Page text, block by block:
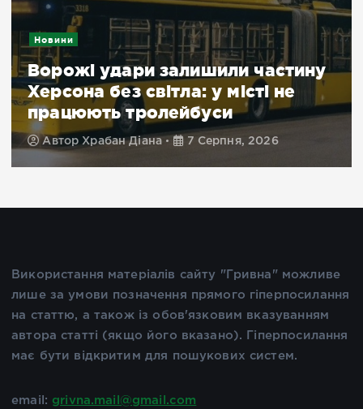
Новини
Ворожі удари залишили частину
Херсона без світла: у місті не
працюють тролейбуси
АвторХрабан Діана 7 Серпня, 2026
Використання матеріалів сайту "Гривна" можливе
лише за умови позначення прямого гіперпосилання
на статтю, а також із обов'язковим вказуванням
автора статті (якщо його вказано). Гіперпосилання
має бути відкритим для пошукових систем.
email: grivna.mail@gmail.com